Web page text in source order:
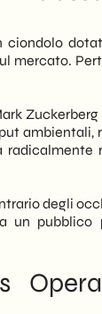
per il retail,
le
la tecnologia
prossimi
impatto si
ciondolo
mercato.
ambientali,
degli
un